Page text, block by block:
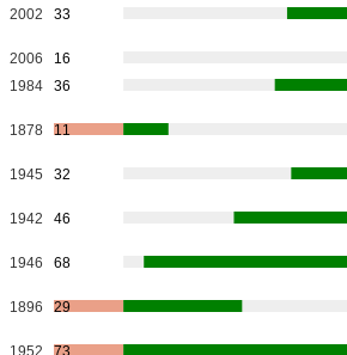
2002 33
2006
16
1984 36
1878 11
1945 32
1942 46
1946 68
1896 29